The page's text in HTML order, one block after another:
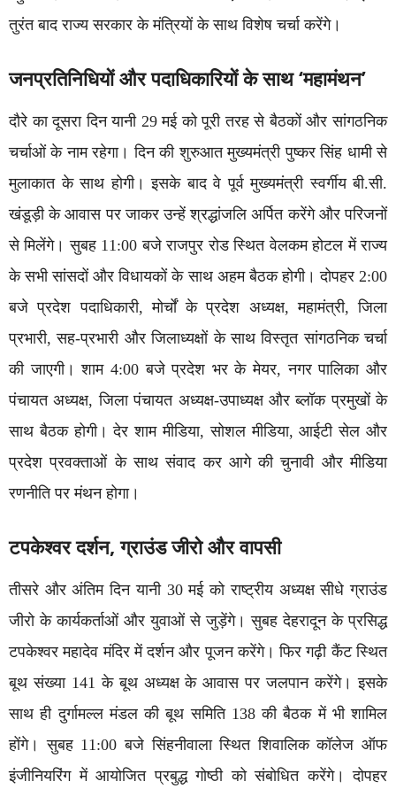
तुरंत बाद राज्य सरकार के मंत्रियों के साथ विशेष चर्चा करेंगे।
जनप्रतिनिधियों और पदाधिकारियों के साथ ‘महामंथन’
दौरे का दूसरा दिन यानी 29 मई को पूरी तरह से बैठकों और सांगठनिक
चर्चाओं के नाम रहेगा। दिन की शुरुआत मुख्यमंत्री पुष्कर सिंह धामी से
मुलाकात के साथ होगी। इसके बाद वे पूर्व मुख्यमंत्री स्वर्गीय बी.सी.
खंडूड़ी के आवास पर जाकर उन्हें श्रद्धांजलि अर्पित करेंगे और परिजनों
से मिलेंगे। सुबह 11:00 बजे राजपुर रोड स्थित वेलकम होटल में राज्य
के सभी सांसदों और विधायकों के साथ अहम बैठक होगी। दोपहर 2:00
बजे प्रदेश पदाधिकारी, मोर्चों के प्रदेश अध्यक्ष, महामंत्री, जिला
प्रभारी, सह-प्रभारी और जिलाध्यक्षों के साथ विस्तृत सांगठनिक चर्चा
की जाएगी। शाम 4:00 बजे प्रदेश भर के मेयर, नगर पालिका और
पंचायत अध्यक्ष, जिला पंचायत अध्यक्ष-उपाध्यक्ष और ब्लॉक प्रमुखों के
साथ बैठक होगी। देर शाम मीडिया, सोशल मीडिया, आईटी सेल और
प्रदेश प्रवक्ताओं के साथ संवाद कर आगे की चुनावी और मीडिया
रणनीति पर मंथन होगा।
टपकेश्वर दर्शन, ग्राउंड जीरो और वापसी
तीसरे और अंतिम दिन यानी 30 मई को राष्ट्रीय अध्यक्ष सीधे ग्राउंड
जीरो के कार्यकर्ताओं और युवाओं से जुड़ेंगे। सुबह देहरादून के प्रसिद्ध
टपकेश्वर महादेव मंदिर में दर्शन और पूजन करेंगे। फिर गढ़ी कैंट स्थित
बूथ संख्या 141 के बूथ अध्यक्ष के आवास पर जलपान करेंगे। इसके
साथ ही दुर्गामल्ल मंडल की बूथ समिति 138 की बैठक में भी शामिल
होंगे। सुबह 11:00 बजे सिंहनीवाला स्थित शिवालिक कॉलेज ऑफ
इंजीनियरिंग में आयोजित प्रबुद्ध गोष्ठी को संबोधित करेंगे। दोपहर